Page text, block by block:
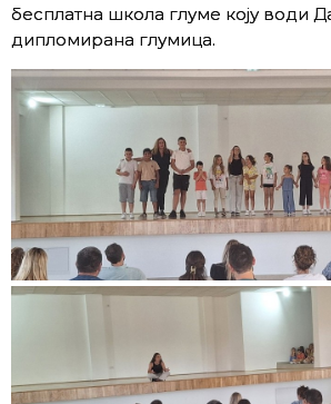
бесплатна школа глуме коју води
дипломирана глумица.